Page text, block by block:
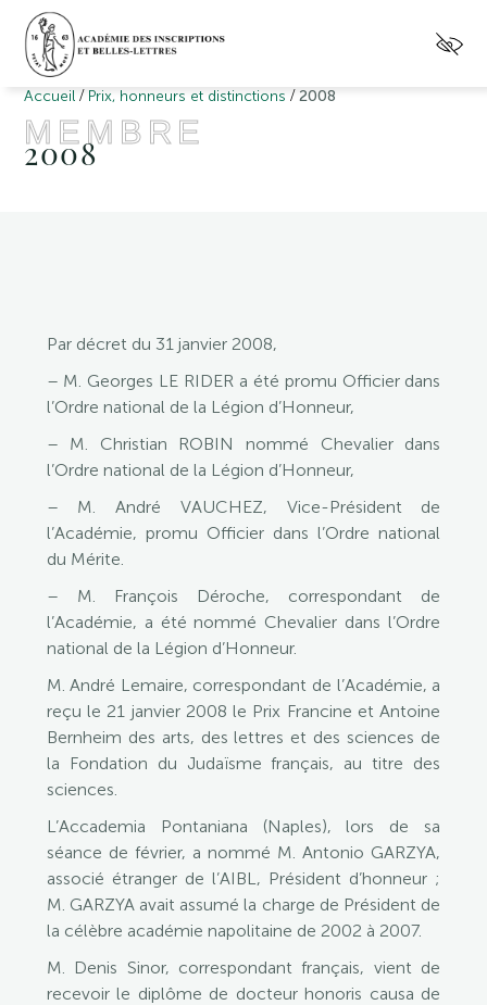
Accueil / Prix, honneurs et distinctions /2008
MEMBRE
2008
Par décret du 31 janvier 2008,
– M. Georges LE RIDER a été promu Officier dans
l’Ordre national de la Légion d’Honneur,
– M. Christian ROBIN nommé Chevalier dans
l’Ordre national de la Légion d’Honneur,
– M. André VAUCHEZ, Vice-Président de
l’Académie, promu Officier dans l’Ordre national
du Mérite.
– M. François Déroche, correspondant de
l’Académie, a été nommé Chevalier dans l’Ordre
national de la Légion d’Honneur.
M. André Lemaire, correspondant de l’Académie, a
reçu le 21 janvier 2008 le Prix Francine et Antoine
Bernheim des arts, des lettres et des sciences de
la Fondation du Judaïsme français, au titre des
sciences.
L’Accademia Pontaniana (Naples), lors de sa
séance de février, a nommé M. Antonio GARZYA,
associé étranger de l’AIBL, Président d’honneur ;
M. GARZYA avait assumé la charge de Président de
la célèbre académie napolitaine de 2002 à 2007.
M. Denis Sinor, correspondant français, vient de
recevoir le diplôme de docteur honoris causa de